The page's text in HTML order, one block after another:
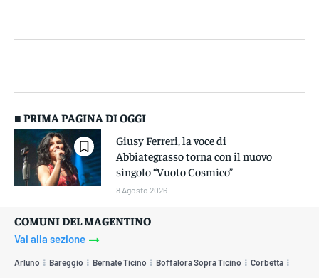
■ PRIMA PAGINA DI OGGI
Giusy Ferreri, la voce di
Abbiategrasso torna con il nuovo
singolo “Vuoto Cosmico”
8 Agosto 2026
COMUNI DEL MAGENTINO
Vai alla sezione
Arluno Bareggio Bernate Ticino Boffalora Sopra Ticino Corbetta